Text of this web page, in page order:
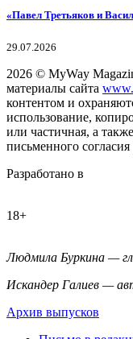
«Павел Третьяков и
29.07.2026
2026 © MyWay
материалы сайта
контентом и
использование,
или частичная, а
письменного
Разработано в
18+
Людмила Буркина —
Искандер Галиев —
Архив выпусков